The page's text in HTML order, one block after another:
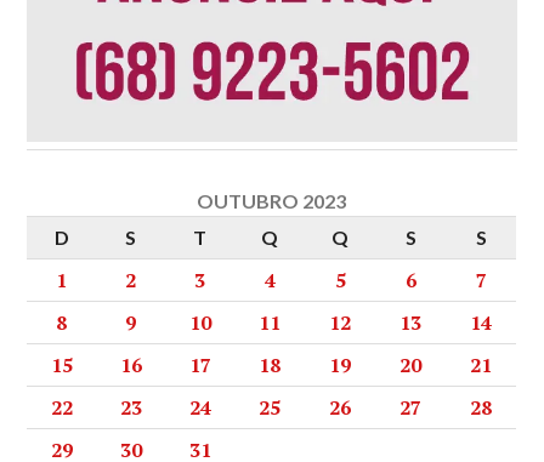
OUTUBRO 2023
D
S T Q Q S S
1 2 3 4 5 6
7
8
9 10 11 12 13
14
15
16 17 18 19 20
21
22
23 24 25 26 27
28
29
30 31